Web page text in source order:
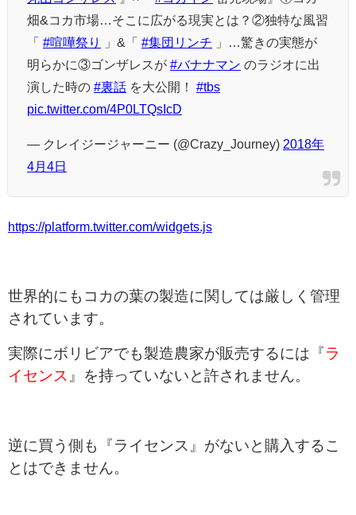
畑&コカ市場…そこに広がる現実とは？②独特な風習
「 #喧嘩祭り 」&「 #集団リンチ 」…驚きの実態が
明らかに③ゴンザレスが #バナナマン のラジオに出
演した時の #裏話 を大公開！ #tbs
pic.twitter.com/4P0LTQsIcD
— クレイジージャーニー (@Crazy_Journey) 2018年
4月4日
https://platform.twitter.com/widgets.js
世界的にもコカの葉の製造に関しては厳しく管理
されています。
実際にボリビアでも製造農家が販売するには『ラ
イセンス 』を持っていないと許されません。
逆に買う側も『ライセンス』がないと購入するこ
とはできません。